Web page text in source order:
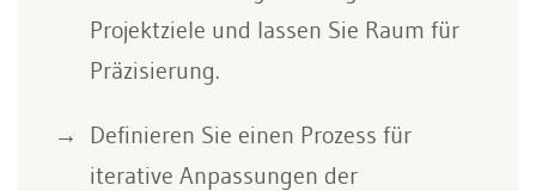
Projektziele und lassen Sie Raum für
Präzisierung.
Definieren Sie einen Prozess für
iterative Anpassungen der